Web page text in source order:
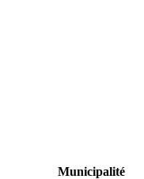
Municipalité